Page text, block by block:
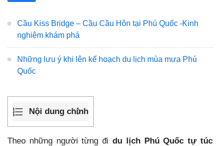
Cầu Kiss Bridge – Cầu Cầu Hôn tại Phú Quốc -Kinh
nghiệm khám phá
Những lưu ý khi lên kế hoạch du lịch mùa mưa Phú
Quốc
Nội dung chính
Theo những người từng đi du lịch Phú Quốc tự túc